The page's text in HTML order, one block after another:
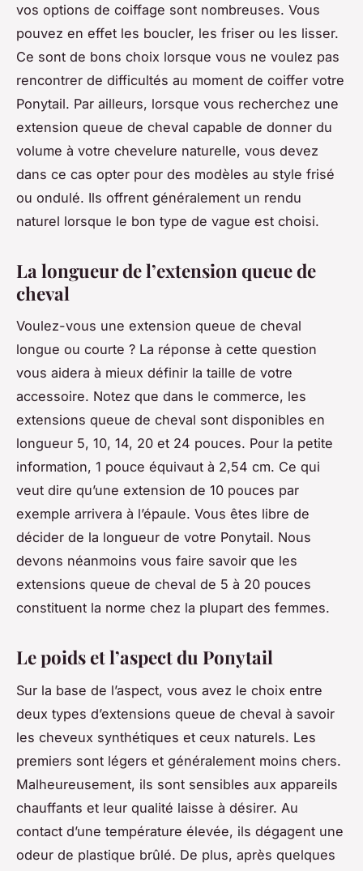
vos options de coiffage sont nombreuses. Vous
pouvez en effet les boucler, les friser ou les lisser.
Ce sont de bons choix lorsque vous ne voulez pas
rencontrer de difficultés au moment de coiffer votre
Ponytail. Par ailleurs, lorsque vous recherchez une
extension queue de cheval capable de donner du
volume à votre chevelure naturelle, vous devez
dans ce cas opter pour des modèles au style frisé
ou ondulé. Ils offrent généralement un rendu
naturel lorsque le bon type de vague est choisi.
La longueur de l’extension queue de
cheval
Voulez-vous une extension queue de cheval
longue ou courte ? La réponse à cette question
vous aidera à mieux définir la taille de votre
accessoire. Notez que dans le commerce, les
extensions queue de cheval sont disponibles en
longueur 5, 10, 14, 20 et 24 pouces. Pour la petite
information, 1 pouce équivaut à 2,54 cm. Ce qui
veut dire qu’une extension de 10 pouces par
exemple arrivera à l’épaule. Vous êtes libre de
décider de la longueur de votre Ponytail. Nous
devons néanmoins vous faire savoir que les
extensions queue de cheval de 5 à 20 pouces
constituent la norme chez la plupart des femmes.
Le poids et l’aspect du Ponytail
Sur la base de l’aspect, vous avez le choix entre
deux types d’extensions queue de cheval à savoir
les cheveux synthétiques et ceux naturels. Les
premiers sont légers et généralement moins chers.
Malheureusement, ils sont sensibles aux appareils
chauffants et leur qualité laisse à désirer. Au
contact d’une température élevée, ils dégagent une
odeur de plastique brûlé. De plus, après quelques